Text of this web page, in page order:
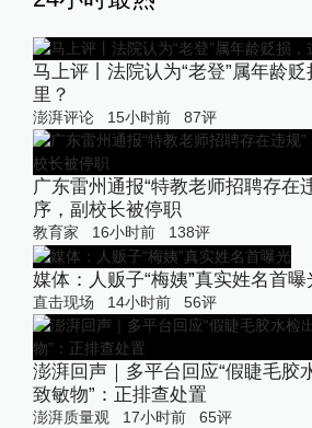
马上评丨法院认为“老登”属年龄
里？
澎湃评论 15小时前 87评
广东雷州通报“特教老师招聘存在
序，副校长被停职
教育家 16小时前 138评
媒体：人贩子“梅姨”真实姓名首曝
直击现场 14小时前 56评
澎湃回声｜多平台回应“假睫毛胶
致敏物”：正排查处置
澎湃质量观 17小时前 65评